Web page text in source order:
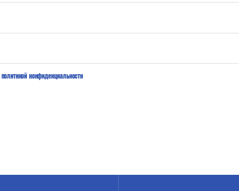
политикой конфиденциальности